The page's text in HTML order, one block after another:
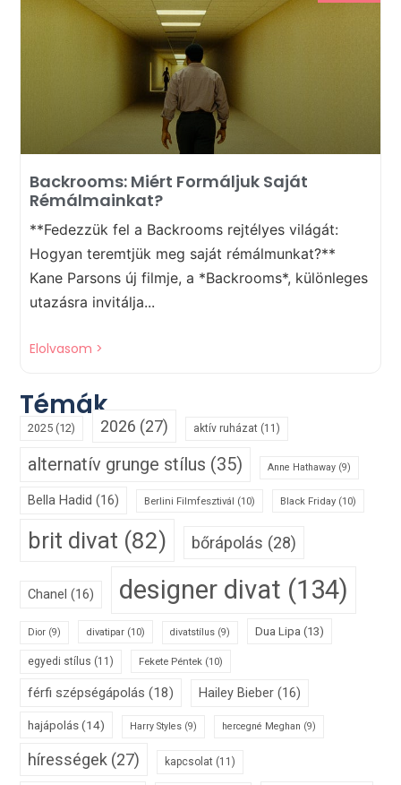
Backrooms: Miért Formáljuk Saját
Rémálmainkat?
**Fedezzük fel a Backrooms rejtélyes világát:
Hogyan teremtjük meg saját rémálmunkat?**
Kane Parsons új filmje, a *Backrooms*, különleges
utazásra invitálja...
Elolvasom >
Témák
2025 (12) 2026 (27) aktív ruházat (11)
alternatív grunge stílus (35) Anne Hathaway (9)
Bella Hadid (16) Berlini Filmfesztivál (10) Black Friday (10)
brit divat (82) bőrápolás (28)
Chanel (16) designer divat (134)
Dior (9) divatipar (10) divatstílus (9) Dua Lipa (13)
egyedi stílus (11) Fekete Péntek (10)
férfi szépségápolás (18) Hailey Bieber (16)
hajápolás(14) Harry Styles (9) hercegné Meghan (9)
hírességek (27) kapcsolat (11)